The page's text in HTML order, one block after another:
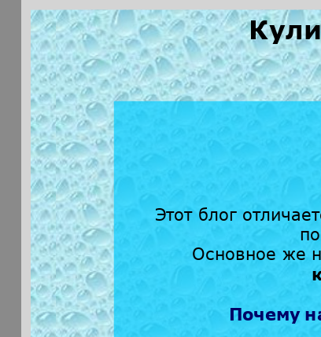
Этот блог
Основное же
Почему